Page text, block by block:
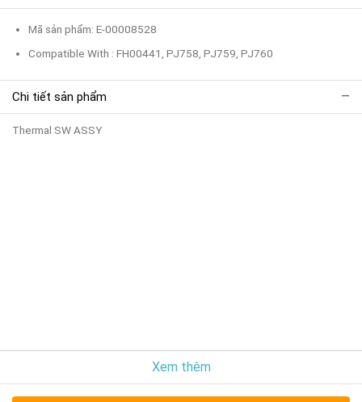
Mã sản phẩm: E-00008528
Compatible With : FH00441, PJ758, PJ759, PJ760
Chi tiết sản phẩm
Thermal SW ASSY
Xem thêm